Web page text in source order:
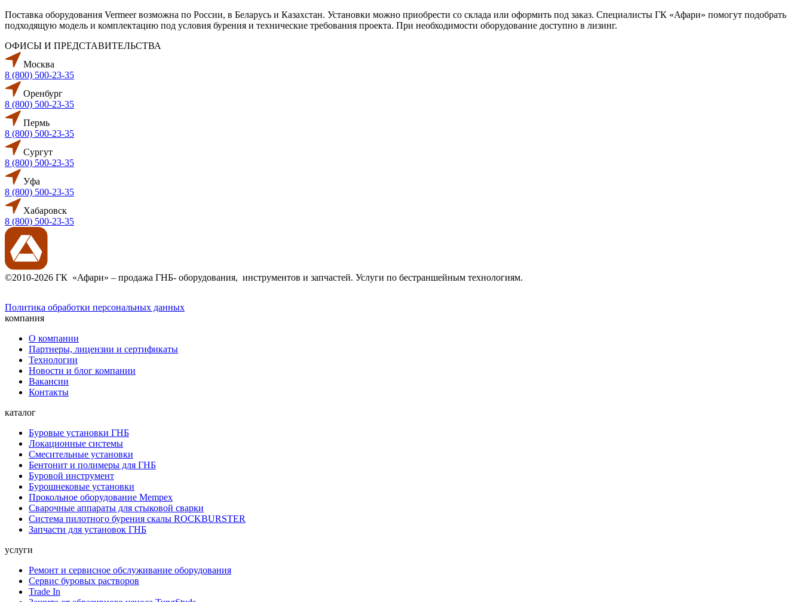
Поставка оборудования Vermeer возможна по России, в Беларусь и Казахстан. Установки можно приобрести со склада или оформить под заказ. Специалисты ГК «Афари» помогут подобрать
подходящую модель и комплектацию под условия бурения и технические требования проекта. При необходимости оборудование доступно в лизинг.
ОФИСЫ И ПРЕДСТАВИТЕЛЬСТВА
Москва
8 (800) 500-23-35
Оренбург
8 (800) 500-23-35
Пермь
8 (800) 500-23-35
Сургут
8 (800) 500-23-35
Уфа
8 (800) 500-23-35
Хабаровск
8 (800) 500-23-35
©2010-2026 ГК «Афари» – продажа ГНБ- оборудования, инструментов и запчастей. Услуги по бестраншейным технологиям.
Политика обработки персональных данных
компания
О компании
Партнеры, лицензии и сертификаты
Технологии
Новости и блог компании
Вакансии
Контакты
каталог
Буровые установки ГНБ
Локационные системы
Смесительные установки
Бентонит и полимеры для ГНБ
Буровой инструмент
Бурошнековые установки
Прокольное оборудование Mempex
Сварочные аппараты для стыковой сварки
Система пилотного бурения скалы ROCKBURSTER
Запчасти для установок ГНБ
услуги
Ремонт и сервисное обслуживание оборудования
Сервис буровых растворов
Trade In